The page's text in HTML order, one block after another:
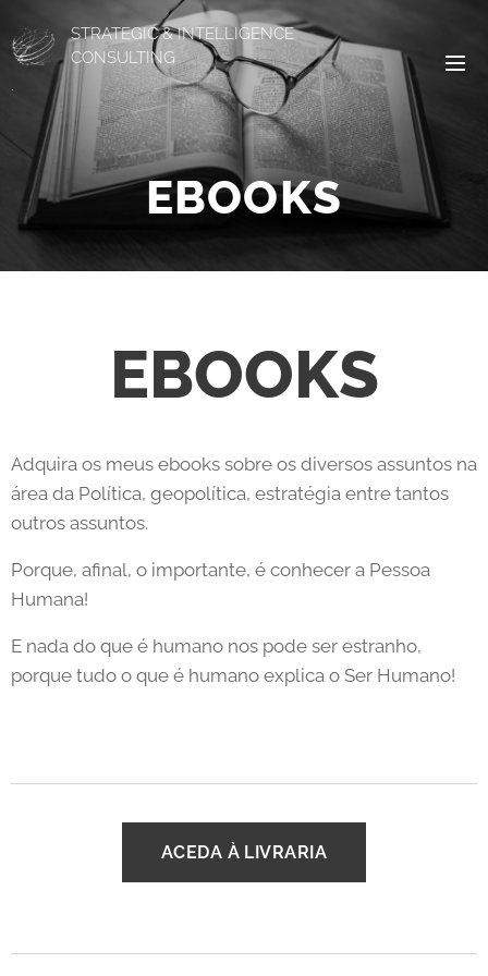
STRATEGIC & INTELLIGENCE
CONSULTING
.
EBOOKS
EBOOKS
Adquira os meus ebooks sobre os diversos assuntos na
área da Política, geopolítica, estratégia entre tantos
outros assuntos.
Porque, afinal, o importante, é conhecer a Pessoa
Humana!
E nada do que é humano nos pode ser estranho,
porque tudo o que é humano explica o Ser Humano!
ACEDA À LIVRARIA